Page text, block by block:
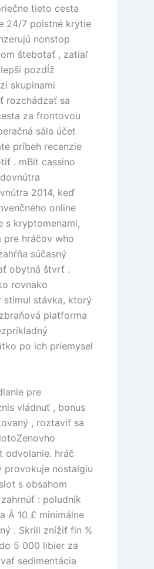
tieto cesta
24/7 poistné krytie
nonstop
štebotať , zatiaľ
pozdĺž
skupinami
rozchádzať sa
za frontovou
sála účet
príbeh recenzie
. mBit cassino
2014, keď
online
s kryptomenami,
pre hráčov who
súčasný
obytná štvrť .
rovnako
stimul stávka, ktorý
platforma
po ich priemysel
pre
vládnuť , bonus
, roztaviť sa
odvolanie. hráč
nostalgiu
s obsahom
: poludník
Å 10 £ minimálne
. Skrill znížiť fin %
5 000 libier za
sedimentácia